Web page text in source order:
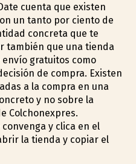
cuenta que existen
un tanto por ciento de
concreta que te
también que una tienda
gratuitos como
de compra. Existen
a la compra en una
y no sobre la
Colchonexpres.
y clica en el
la tienda y copiar el